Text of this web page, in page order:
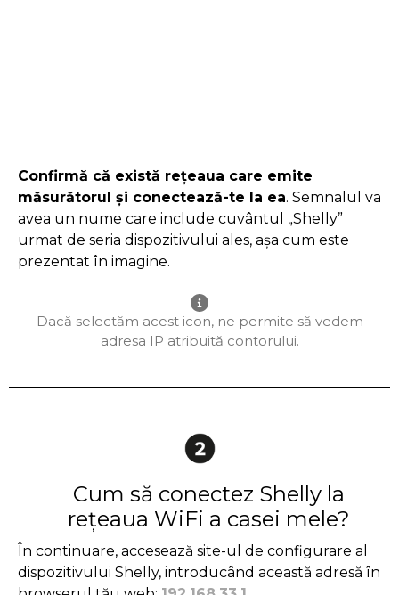
Confirmă că există rețeaua care emite
măsurătorul și conectează-te la ea. Semnalul va
avea un nume care include cuvântul „Shelly”
urmat de seria dispozitivului ales, așa cum este
prezentat în imagine.
Dacă selectăm acest icon, ne permite să vedem
adresa IP atribuită contorului.
Cum să conectez Shelly la
rețeaua WiFi a casei mele?
În continuare, accesează site-ul de configurare al
dispozitivului Shelly, introducând această adresă în